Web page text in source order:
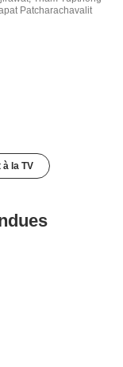
Patcharachavalit
la TV